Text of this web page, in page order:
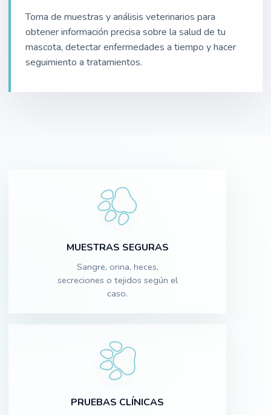
Toma de muestras y análisis veterinarios para
obtener información precisa sobre la salud de tu
mascota, detectar enfermedades a tiempo y hacer
seguimiento a tratamientos.
MUESTRAS SEGURAS
Sangre, orina, heces,
secreciones o tejidos según el
caso.
PRUEBAS CLÍNICAS